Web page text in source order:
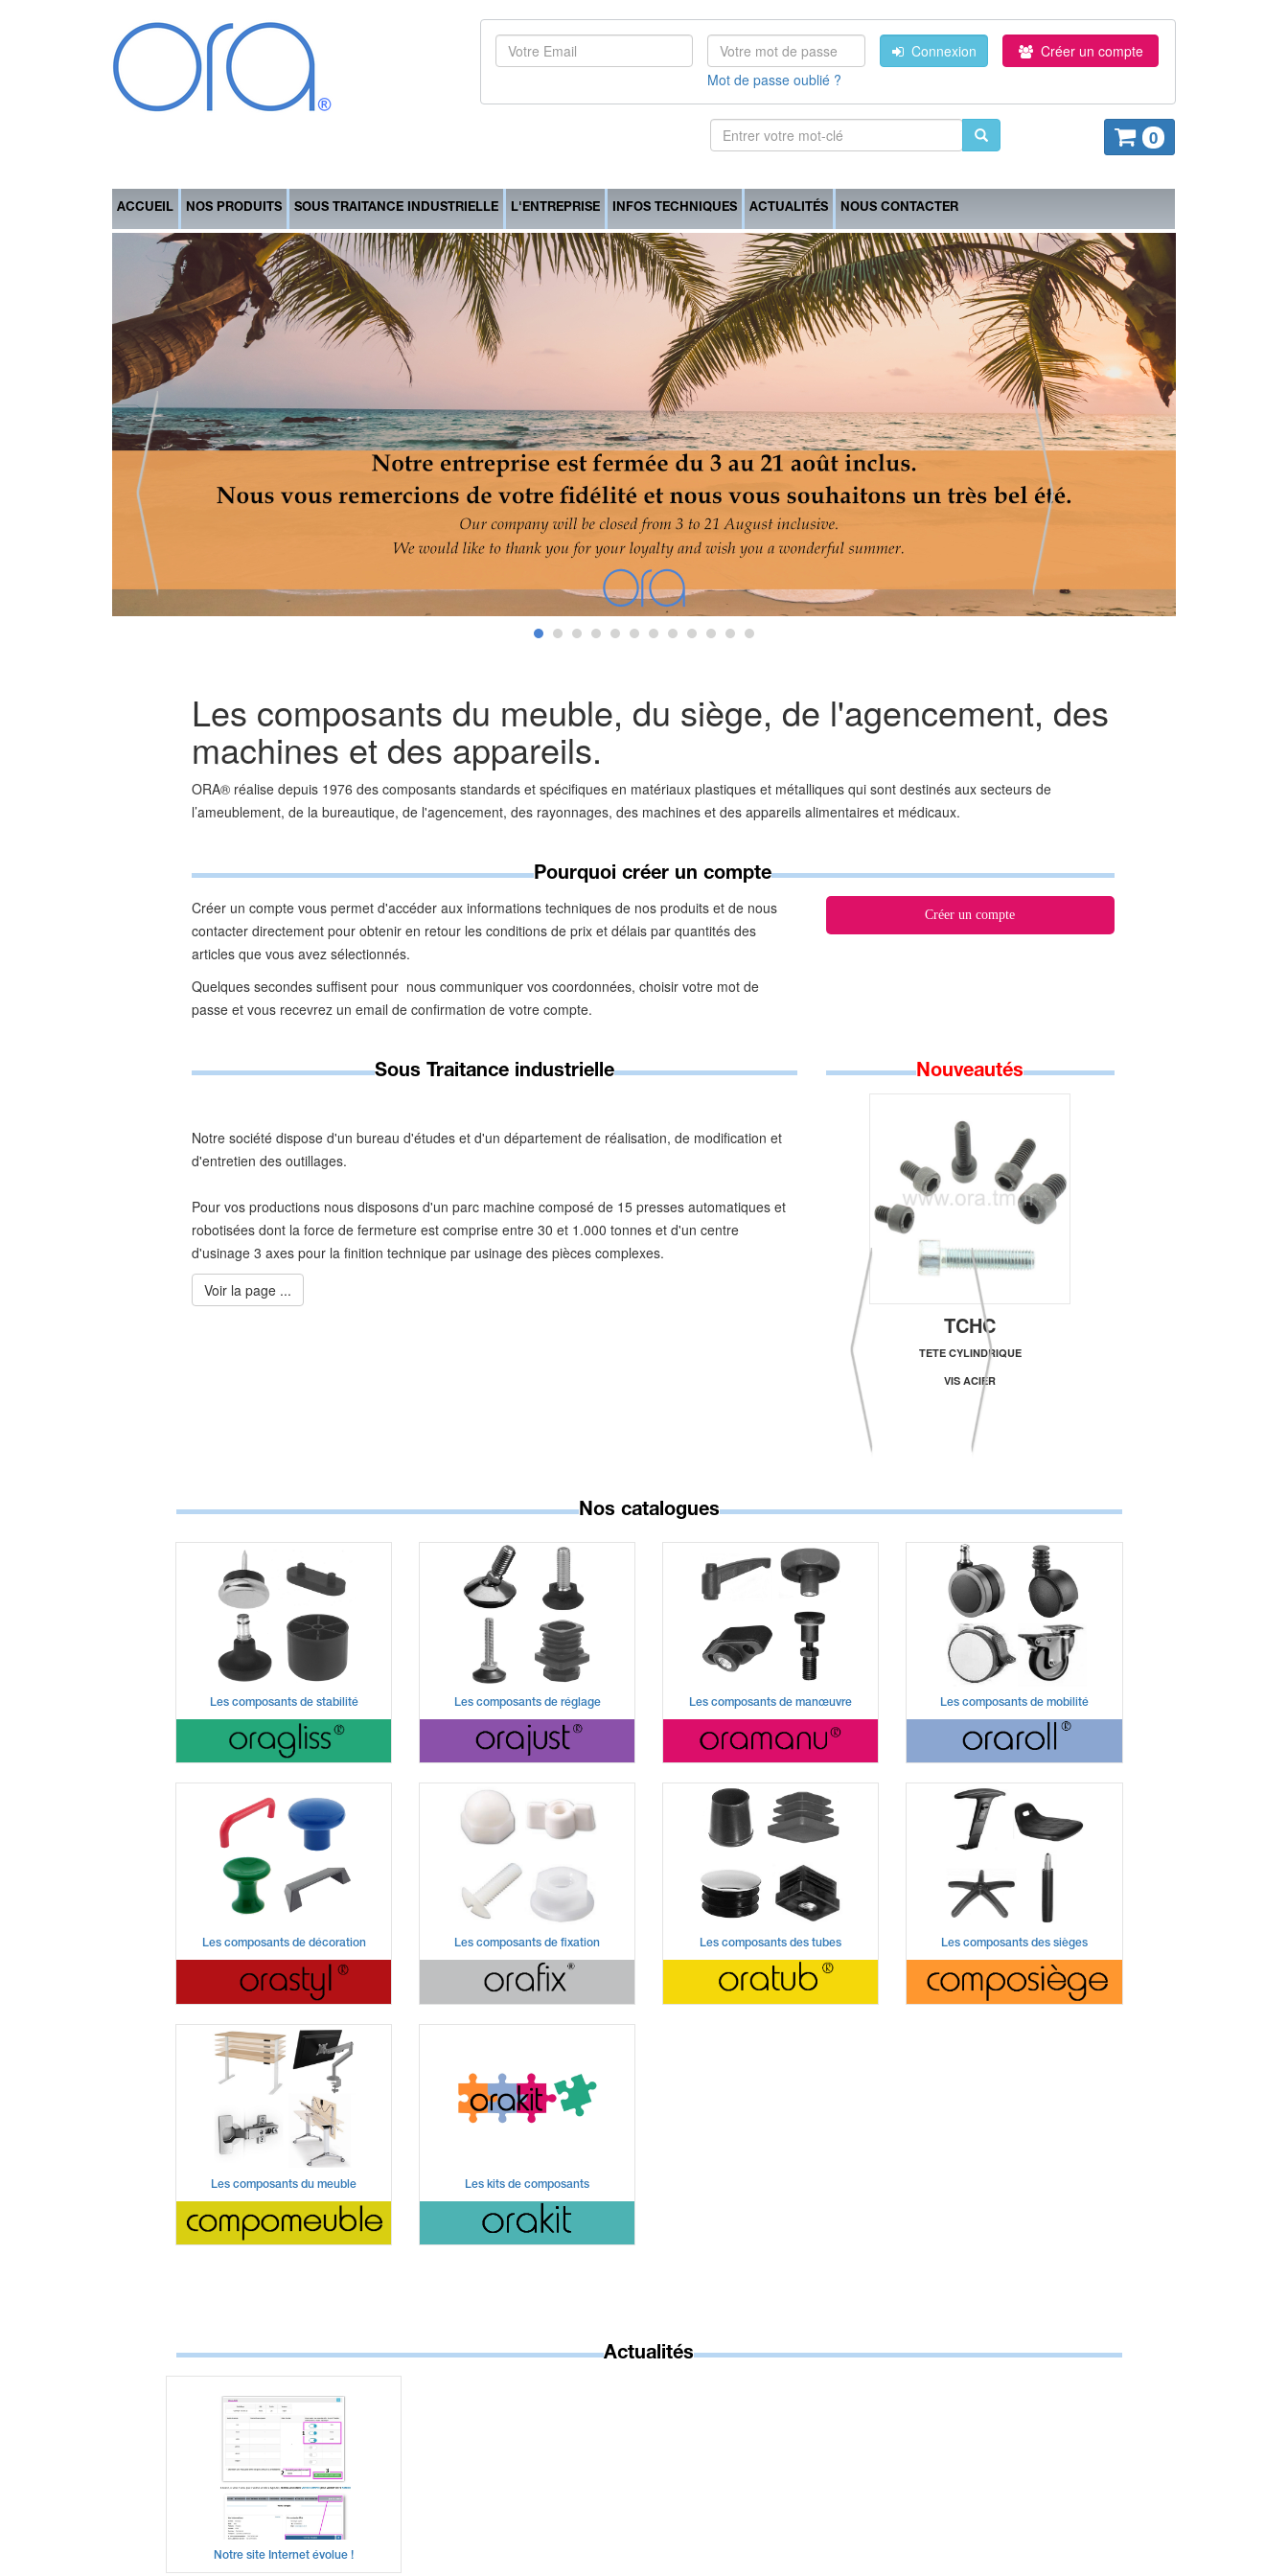
Mot de passe oublié ?
Connexion Créer un compte
0
ACCUEIL NOS PRODUITS SOUS TRAITANCE INDUSTRIELLE L'ENTREPRISE INFOS TECHNIQUES ACTUALITÉS NOUS CONTACTER
Les composants du meuble, du siège, de l'agencement, des
machines et des appareils.
ORA® réalise depuis 1976 des composants standards et spécifiques en matériaux plastiques et métalliques qui sont destinés aux secteurs de
l’ameublement, de la bureautique, de l'agencement, des rayonnages, des machines et des appareils alimentaires et médicaux.
Pourquoi créer un compte
Créer un compte vous permet d'accéder aux informations techniques de nos produits et de nous
contacter directement pour obtenir en retour les conditions de prix et délais par quantités des
articles que vous avez sélectionnés.
Quelques secondes suffisent pour nous communiquer vos coordonnées, choisir votre mot de
passe et vous recevrez un email de confirmation de votre compte.
Créer un compte
Sous Traitance industrielle
Notre société dispose d'un bureau d'études et d'un département de réalisation, de modification et
d'entretien des outillages.
Pour vos productions nous disposons d'un parc machine composé de 15 presses automatiques et
robotisées dont la force de fermeture est comprise entre 30 et 1.000 tonnes et d'un centre
d'usinage 3 axes pour la finition technique par usinage des pièces complexes.
Voir la page ...
Nouveautés
TCHC
TETE CYLINDRIQUE
VIS ACIER
Nos catalogues
Les composants de stabilité Les composants de réglage Les composants de manœuvre Les composants de mobilité
Les composants de décoration Les composants de fixation Les composants des tubes Les composants des sièges
Les composants du meuble Les kits de composants
Actualités
Notre site Internet évolue !